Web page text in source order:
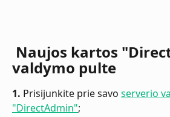
valdymo pulte
1. Prisijunkite prie savo serverio
"DirectAdmin";